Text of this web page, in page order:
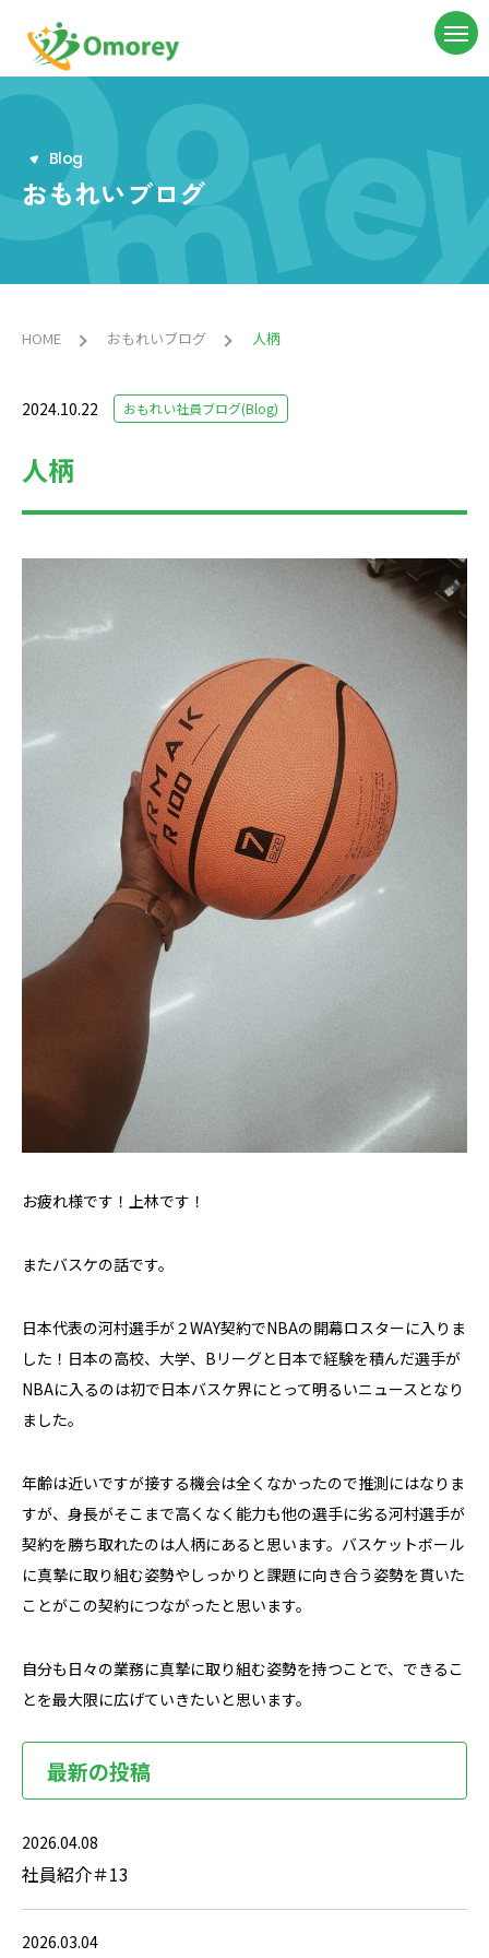
Blog
おもれいブログ
HOME おもれいブログ 人柄
2024.10.22 おもれい社員ブログ(Blog)
人柄
お疲れ様です！上林です！
またバスケの話です。
日本代表の河村選手が２WAY契約でNBAの開幕ロスターに入りま
した！日本の高校、大学、Bリーグと日本で経験を積んだ選手が
NBAに入るのは初で日本バスケ界にとって明るいニュースとなり
ました。
年齢は近いですが接する機会は全くなかったので推測にはなりま
すが、身長がそこまで高くなく能力も他の選手に劣る河村選手が
契約を勝ち取れたのは人柄にあると思います。バスケットボール
に真摯に取り組む姿勢やしっかりと課題に向き合う姿勢を貫いた
ことがこの契約につながったと思います。
自分も日々の業務に真摯に取り組む姿勢を持つことで、できるこ
とを最大限に広げていきたいと思います。
最新の投稿
2026.04.08
社員紹介＃13
2026.03.04